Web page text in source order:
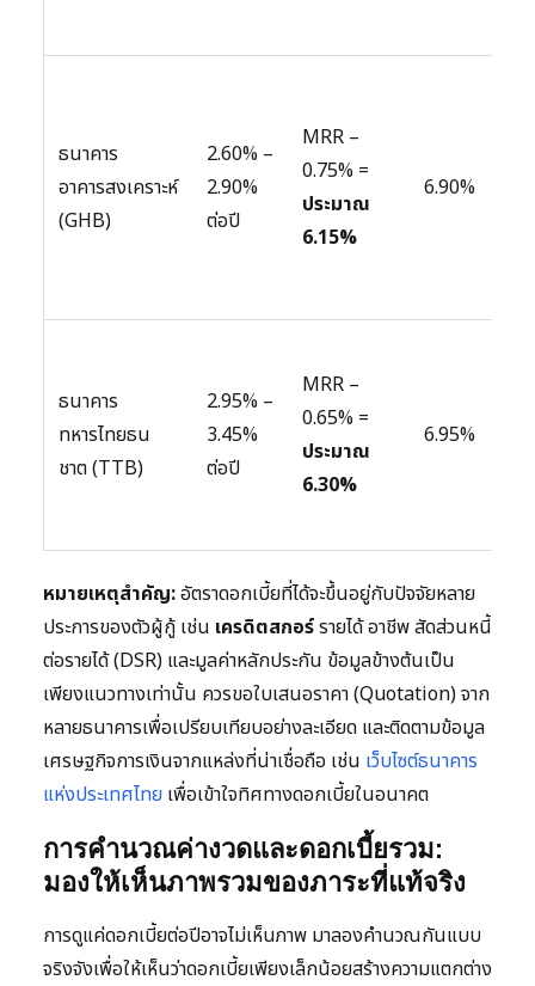
ธนาคาร
อาคารสงเคราะห์
(GHB)
2.60% –
2.90%
ต่อปี
MRR –
0.75% =
ประมาณ
6.15%
6.90%
ธนาคาร
ทหารไทยธน
ชาต (TTB)
2.95% –
3.45%
ต่อปี
MRR –
0.65% =
ประมาณ
6.30%
6.95%
หมายเหตุสำคัญ:อัตราดอกเบี้ยที่ได้จะขึ้นอยู่กับปัจจัยหลาย
ประการของตัวผู้กู้ เช่น เครดิตสกอร์รายได้ อาชีพ สัดส่วนหนี้
ต่อรายได้ (DSR) และมูลค่าหลักประกัน ข้อมูลข้างต้นเป็น
เพียงแนวทางเท่านั้น ควรขอใบเสนอราคา (Quotation) จาก
หลายธนาคารเพื่อเปรียบเทียบอย่างละเอียด และติดตามข้อมูล
เศรษฐกิจการเงินจากแหล่งที่น่าเชื่อถือ เช่น เว็บไซต์ธนาคาร
แห่งประเทศไทย เพื่อเข้าใจทิศทางดอกเบี้ยในอนาคต
การคำนวณค่างวดและดอกเบี้ยรวม:
มองให้เห็นภาพรวมของภาระที่แท้จริง
การดูแค่ดอกเบี้ยต่อปีอาจไม่เห็นภาพ มาลองคำนวณกันแบบ
จริงจังเพื่อให้เห็นว่าดอกเบี้ยเพียงเล็กน้อยสร้างความแตกต่าง